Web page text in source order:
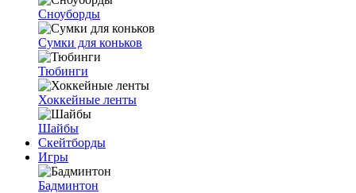
Сноуборды
Сумки для коньков
Тюбинги
Хоккейные ленты
Шайбы
Скейтборды
Игры
Бадминтон